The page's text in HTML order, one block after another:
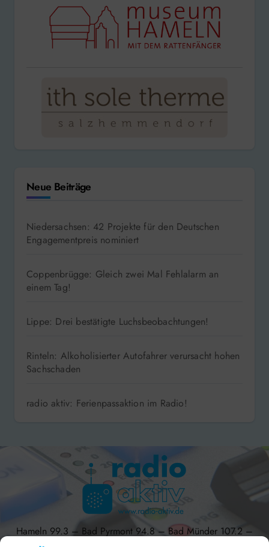
Neue Beiträge
Niedersachsen: 42 Projekte für den Deutschen
Engagementpreis nominiert
Coppenbrügge: Gleich zwei Mal Fehlalarm an
einem Tag!
Lippe: Drei bestätigte Luchsbeobachtungen!
Rinteln: Alkoholisierter Autofahrer verursacht hohen
Sachschaden
radio aktiv: Ferienpassaktion im Radio!
Hameln 99.3 – Bad Pyrmont 94.8 – Bad Münder 107.2 –
DAB+ 9C